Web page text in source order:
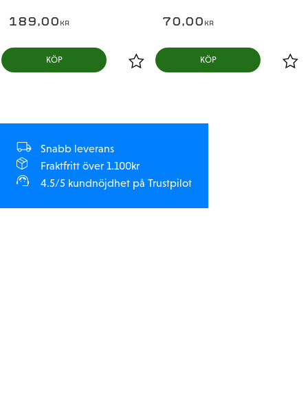
189,00 KR
KÖP
70,00 KR
KÖP
Snabb leverans
Fraktfritt över 1.100kr
4.5/5 kundnöjdhet på Trustpilot